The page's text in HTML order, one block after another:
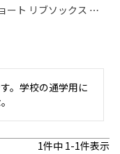
ート リブソックス オ
。学校の通学用に
1件中 1-1件表示